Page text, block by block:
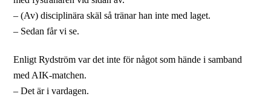
– (Av) disciplinära skäl så tränar han inte med laget.
– Sedan får vi se.
Enligt Rydström var det inte för något som hände i samband
med AIK-matchen.
– Det är i vardagen.